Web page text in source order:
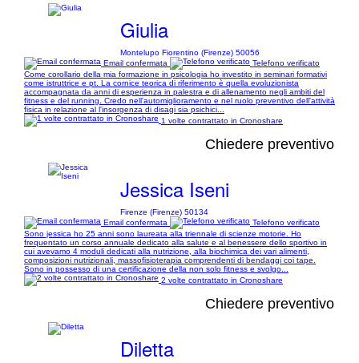
Giulia
Montelupo Fiorentino (Firenze) 50056
Email confermata
Telefono verificato
Come corollario della mia formazione in psicologia ho investito in seminari formativi
come istruttrice e pt. La cornice teorica di riferimento è quella evoluzionista
accompagnata da anni di esperienza in palestra e di allenamento negli ambiti del
fitness e del running. Credo nell'automiglioramento e nel ruolo preventivo dell'attività
fisica in relazione al l'insorgenza di disagi sia psichici...
1 volte contrattato in Cronoshare
Chiedere preventivo
Jessica Iseni
Firenze (Firenze) 50134
Email confermata
Telefono verificato
Sono jessica ho 25 anni sono laureata alla triennale di scienze motorie. Ho
frequentato un corso annuale dedicato alla salute e al benessere dello sportivo in
cui avevamo 4 moduli dedicati alla nutrizione, alla biochimica dei vari alimenti,
composizioni nutrizionali, massofisioterapia comprendenti di bendaggi coi tape.
Sono in possesso di una certificazione della non solo fitness e svolgo...
2 volte contrattato in Cronoshare
Chiedere preventivo
Diletta